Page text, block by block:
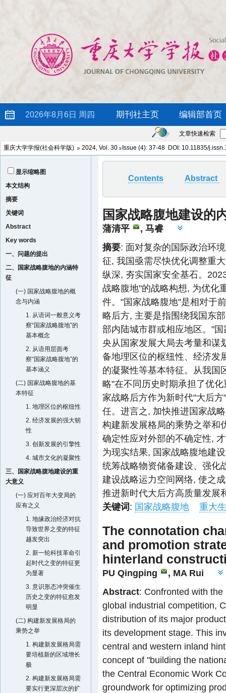
文章快速检索
重庆大学学报(社会科学版)
2024, Vol. 30 Issue (4): 37-48 DOI: 10.11835/
显示缩略图
本文结构
摘要
关键词
Abstract
Key words
一、问题的提出
二、国家战略腹地的内涵特
征
(一) 国家战略腹地的概
念与内涵
1. 从语词一般意义考
察“国家战略腹地”的
基本概念
2. 从语用层面考
察“国家战略腹地”的
基本涵义
(二) 国家战略腹地的基
本特征
1. 地理区位的枢纽性
2. 经济发展的强大韧
性
3. 创新发展的引擎性
4. 城市文化的凝聚性
三、国家战略腹地建设的重
大意义
(一) 应对百年大变局的
应有之义
1. 地缘政治经济对抗
导致世界之变的特征
越发突出
2. 新一轮科技革命引
起时代之变的特征更
为显著
3. 意识形态冲突催生
历史之变的特征愈发
明显
(二) 构建新发展格局的
乘势之举
1. 构建新发展格局需
要培植新的区域增长
极
2. 构建新发展格局需
要实行更深层次的扩
Contents Abstract
国家战略腹地建设的
蒲清平 , 马睿
摘要: 面对复杂的国际政治环
征, 我国亟需尽快优化调整重
纵深, 夯实国家安全基石。
战略腹地"的战略构想, 为优化
件。"国家战略腹地"是相对于
略后方, 主要是指围绕我国东
部内陆城市群或相应地区。"
央从国家发展大局去考量和谋
备地理区位的枢纽性、经济发
的凝聚性等基本特征。从我国
略"在不同历史时期承担了优
家战略后方作为新时代"大后
任。进言之, 加快推进国家战
构建新发展格局的乘势之举和
确定性应对外部的不确定性,
为现实结果, 国家战略腹地建
统筹战略物资储备建设、强化
建设战略运力空间网络, 使之
推进新时代大后方高质量发展
关键词: 国家战略腹地 重大
The connotation
and promotion
hinterland
PU Qingping , MA Rui
Abstract: Confronted with
global industrial competition,
distribution of its major
its development stage. This
central and western inland
concept of "building the
the Central Economic Work
groundwork for optimizing